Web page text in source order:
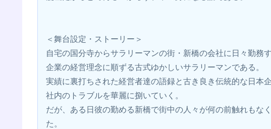
＜舞台設定・ストーリー＞
自宅の国分寺からサラリーマンの街・新橋の会社に日々勤務
企業の経営理念に順ずる古式ゆかしいサラリーマンである。
実績に裏打ちされた経営者達の語録と古き良き伝統的な日本
社内のトラブルを華麗に捌いていく。
だが、ある日彼の勤める新橋で街中の人々が何の前触れもな
た。